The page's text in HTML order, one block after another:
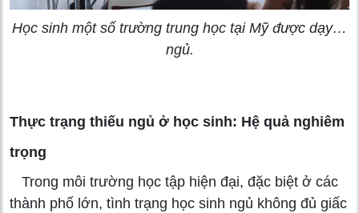
Học sinh một số trường trung học tại Mỹ được dạy…
ngủ.
Thực trạng thiếu ngủ ở học sinh: Hệ quả nghiêm
trọng
Trong môi trường học tập hiện đại, đặc biệt ở các
thành phố lớn, tình trạng học sinh ngủ không đủ giấc